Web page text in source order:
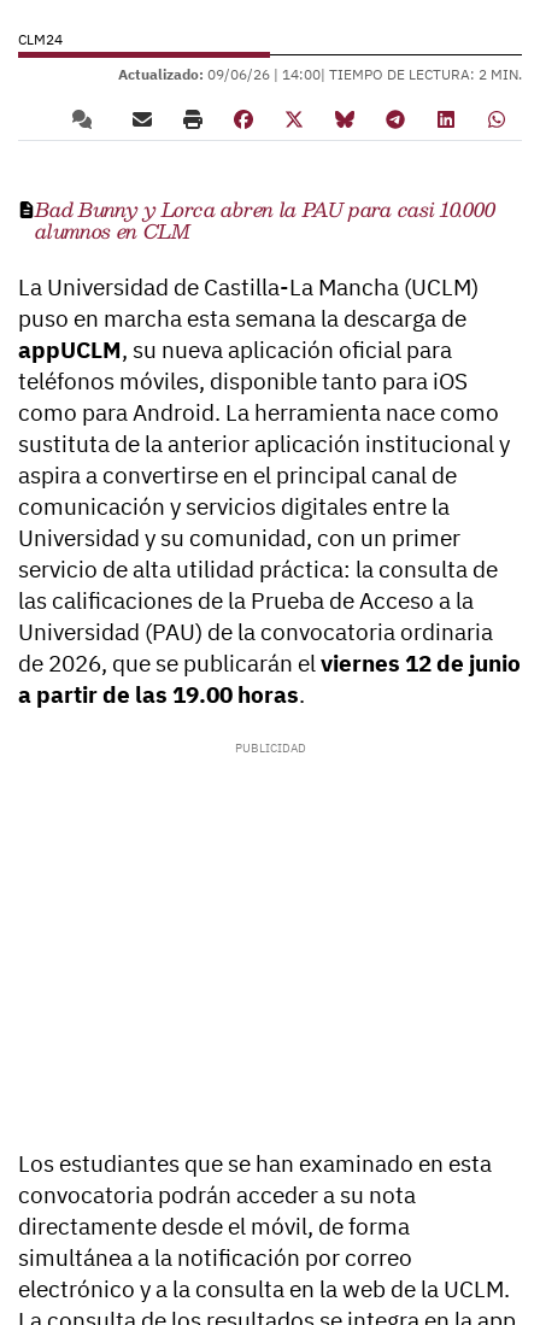
CLM24
Actualizado: 09/06/26 | 14:00| TIEMPO DE LECTURA: 2 MIN.
Bad Bunny y Lorca abren la PAU para casi 10.000
alumnos en CLM
La Universidad de Castilla-La Mancha (UCLM)
puso en marcha esta semana la descarga de
appUCLM, su nueva aplicación oficial para
teléfonos móviles, disponible tanto para iOS
como para Android. La herramienta nace como
sustituta de la anterior aplicación institucional y
aspira a convertirse en el principal canal de
comunicación y servicios digitales entre la
Universidad y su comunidad, con un primer
servicio de alta utilidad práctica: la consulta de
las calificaciones de la Prueba de Acceso a la
Universidad (PAU) de la convocatoria ordinaria
de 2026, que se publicarán elviernes 12 de junio
a partir de las 19.00 horas.
Los estudiantes que se han examinado en esta
convocatoria podrán acceder a su nota
directamente desde el móvil, de forma
simultánea a la notificación por correo
electrónico y a la consulta en la web de la UCLM.